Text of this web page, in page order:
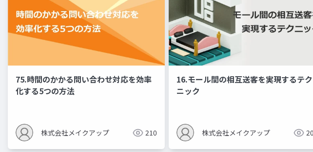
75.時間のかかる問い合わせ対応を効率
化する5つの方法
株式会社メイクアップ 210
16.モール間の相互送客を実現するテク
ニック
株式会社メイクアップ